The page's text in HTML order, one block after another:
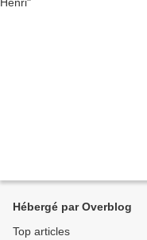
Hébergé par Overblog
Top articles